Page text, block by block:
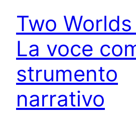
Two
La voce
strumento
narrativo